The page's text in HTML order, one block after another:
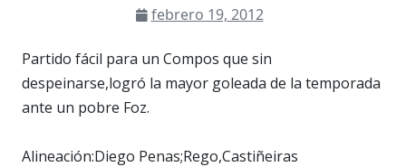
febrero 19, 2012
Partido fácil para un Compos que sin
despeinarse,logró la mayor goleada de la temporada
ante un pobre Foz.
Alineación:Diego Penas;Rego,Castiñeiras